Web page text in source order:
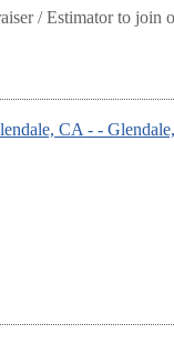
/ Estimator to join
CA - - Glendale,